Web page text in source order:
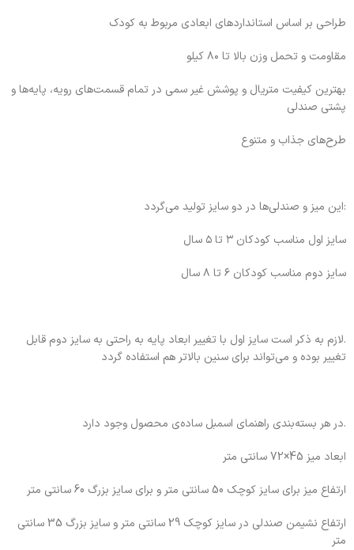
طراحی بر اساس استانداردهای ابعادی مربوط به کودک
مقاومت و تحمل وزن بالا تا ۸۰ کیلو
بهترین کیفیت متریال و پوشش غیر سمی در تمام قسمت‌های رویه، پایه‌ها و
پشتی صندلی
طرح‌های جذاب و متنوع
:این میز و صندلی‌ها در دو سایز تولید می‌گردد
سایز اول مناسب کودکان ۳ تا ۵ سال
سایز دوم مناسب کودکان ۶ تا ۸ سال
.لازم به ذکر است سایز اول با تغییر ابعاد پایه به راحتی به سایز دوم قابل
تغییر بوده و می‌تواند برای سنین بالاتر هم استفاده گردد
.در هر بسته‌بندی راهنمای اسمبل ساده‌ی محصول وجود دارد
ابعاد میز 45×72 سانتی متر
ارتفاع میز برای سایز کوچک 50 سانتی متر و برای سایز بزرگ 60 سانتی متر
ارتفاع نشیمن صندلی در سایز کوچک 29 سانتی متر و سایز بزرگ 35 سانتی
متر